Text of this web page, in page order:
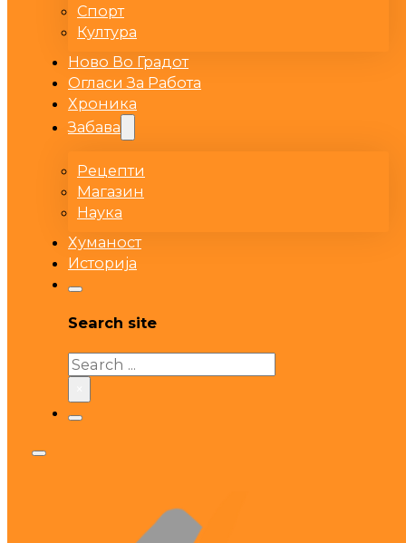
Спорт
Култура
Ново Во Градот
Огласи За Работа
Хроника
Забава
Рецепти
Магазин
Наука
Хуманост
Историја
Search site
Search